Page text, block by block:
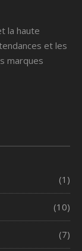
la haute
et les
marques
(1)
(10)
(7)